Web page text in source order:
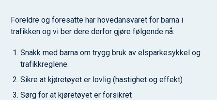
Foreldre og foresatte har hovedansvaret for barna i
trafikken og vi ber dere derfor gjøre følgende nå:
Snakk med barna om trygg bruk av elsparkesykkel og
trafikkreglene.
Sikre at kjøretøyet er lovlig (hastighet og effekt)
Sørg for at kjøretøyet er forsikret